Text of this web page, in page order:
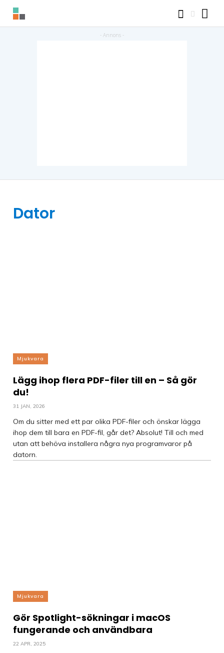
Dator
Mjukvara
Lägg ihop flera PDF-filer till en – Så gör
du!
31 JAN, 2026
Om du sitter med ett par olika PDF-filer och önskar lägga
ihop dem till bara en PDF-fil, går det? Absolut! Till och med
utan att behöva installera några nya programvaror på
datorn.
Mjukvara
Gör Spotlight-sökningar i macOS
fungerande och användbara
22 APR, 2025